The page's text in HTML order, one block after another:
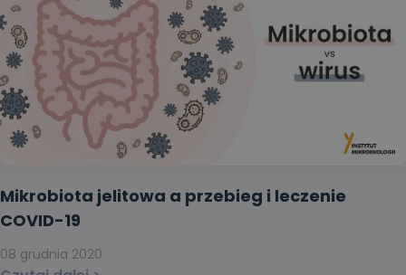
Mikrobiota jelitowa a przebieg i leczenie
COVID-19
08 grudnia 2020